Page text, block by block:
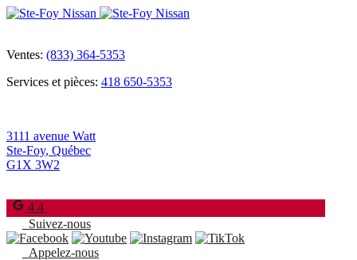
Ventes: (833) 364-5353
Services et pièces: 418 650-5353
3111 avenue Watt
Ste-Foy, Québec
G1X 3W2
4.4
Suivez-nous
Appelez-nous